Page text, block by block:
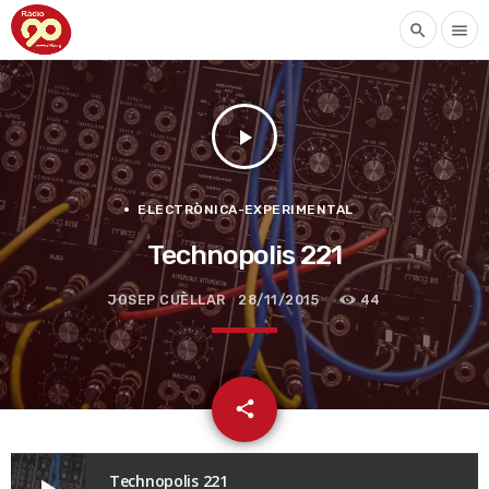
search menu
play_arrow
ELECTRÒNICA-EXPERIMENTAL
Technopolis 221
JOSEP CUÈLLAR 28/11/2015 44
share
email
Technopolis 221